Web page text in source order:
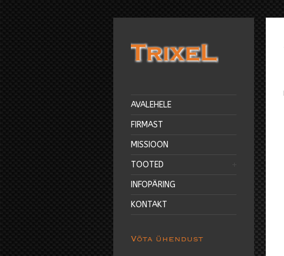
AVALEHELE
FIRMAST
MISSIOON
TOOTED
INFOPÄRING
KONTAKT
Võta ühendust